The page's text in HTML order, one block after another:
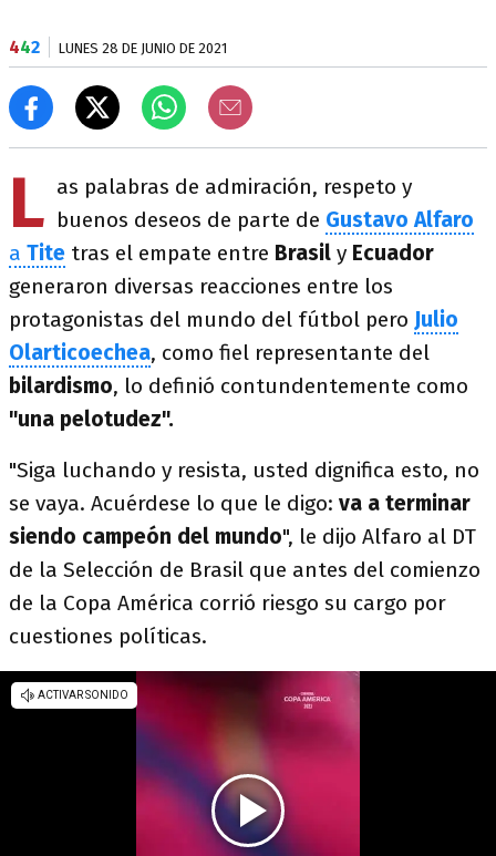
442 LUNES 28 DE JUNIO DE 2021
L as palabras de admiración, respeto y
buenos deseos de parte de Gustavo Alfaro
a Tite tras el empate entre Brasil y Ecuador
generaron diversas reacciones entre los
protagonistas del mundo del fútbol pero Julio
Olarticoechea, como fiel representante del
bilardismo, lo definió contundentemente como
"una pelotudez".
"Siga luchando y resista, usted dignifica esto, no
se vaya. Acuérdese lo que le digo: va a terminar
siendo campeón del mundo", le dijo Alfaro al DT
de la Selección de Brasil que antes del comienzo
de la Copa América corrió riesgo su cargo por
cuestiones políticas.